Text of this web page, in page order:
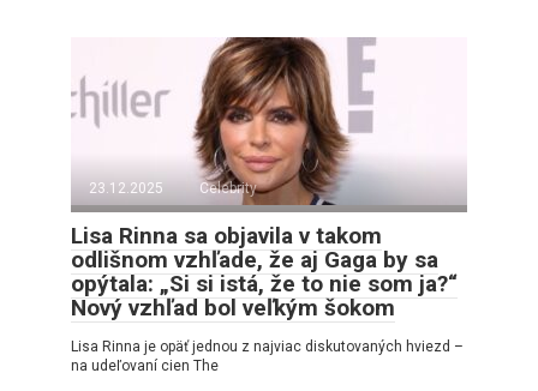
23.12.2025 Celebrity
Lisa Rinna sa objavila v takom
odlišnom vzhľade, že aj Gaga by sa
opýtala: „Si si istá, že to nie som ja?“
Nový vzhľad bol veľkým šokom
Lisa Rinna je opäť jednou z najviac diskutovaných hviezd –
na udeľovaní cien The